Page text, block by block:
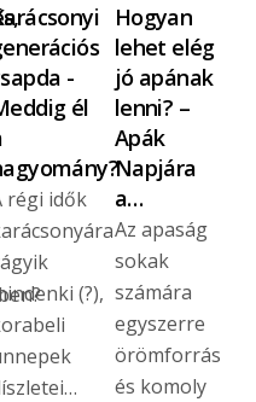
-
él
régi idők
(?),
Hogyan
lehet elég
jó apának
lenni? –
Apák
Napjára
a…
Az apaság
sokak
számára
egyszerre
örömforrás
és komoly